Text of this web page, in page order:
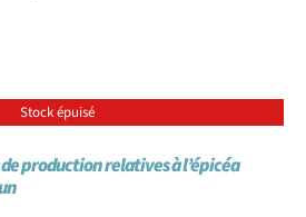
Stock épuisé
production relatives à l’épicéa